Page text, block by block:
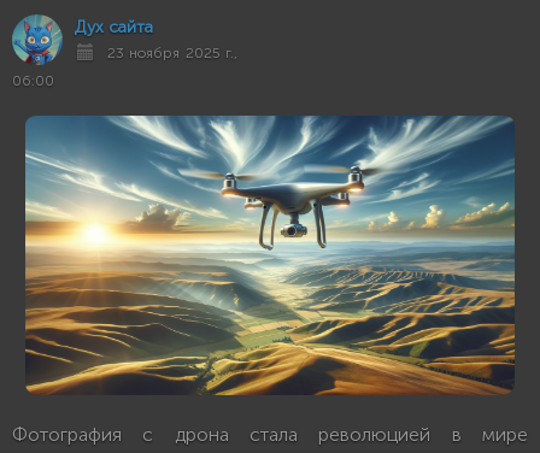
Дух сайта
23 ноября 2025 г.,
06:00
Фотография с дрона стала революцией в мире